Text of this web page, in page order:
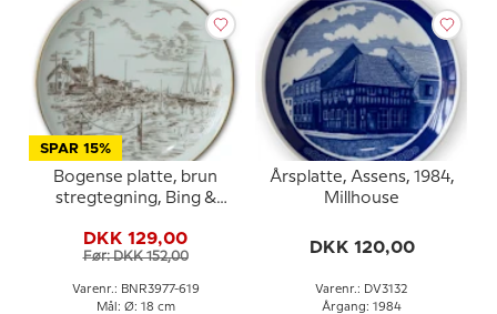
SPAR 15%
Bogense platte, brun
stregtegning, Bing &
DKK 129,00
Før: DKK 152,00
Varenr.: BNR3977-619
Mål: Ø: 18 cm
Årsplatte, Assens, 1984,
Millhouse
DKK 120,00
Varenr.: DV3132
Årgang: 1984